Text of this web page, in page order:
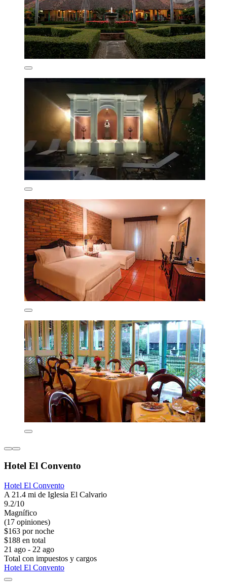
Hotel El Convento
Hotel El Convento
A 21.4 mi de Iglesia El Calvario
9.2/10
Magnífico
(17 opiniones)
$163 por noche
$188 en total
21 ago - 22 ago
Total con impuestos y cargos
Hotel El Convento